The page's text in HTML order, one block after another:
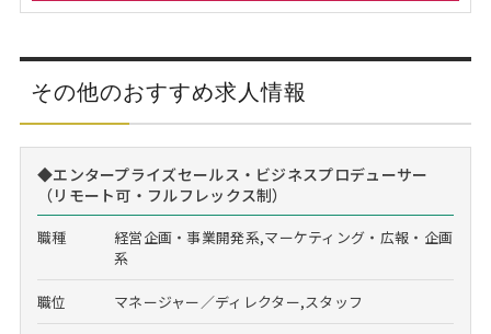
その他のおすすめ求人情報
◆エンタープライズセールス・ビジネスプロデューサー
（リモート可・フルフレックス制）
職種
経営企画・事業開発系,マーケティング・広報・企画
系
職位 マネージャー／ディレクター,スタッフ